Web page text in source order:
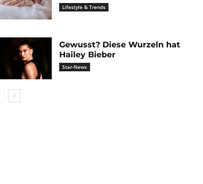
Lifestyle & Trends
Gewusst? Diese Wurzeln hat
Hailey Bieber
Star-News